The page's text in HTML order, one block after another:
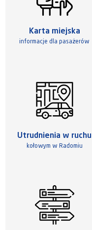
Karta miejska
informacje dla pasażerów
Utrudnienia w ruchu
kołowym w Radomiu